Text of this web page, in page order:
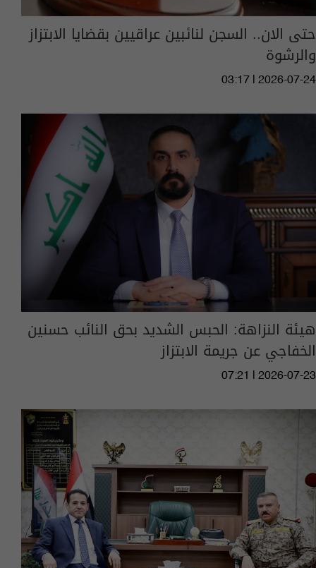
حتى الان.. السجن لنائبين عراقيين بقضايا الابتزاز
والرشوة
03:17 | 2026-07-24
هيئة النزاهة: الحبس الشديد بحق النائب حسنين
الخفاجي عن جريمة الابتزاز
07:21 | 2026-07-23